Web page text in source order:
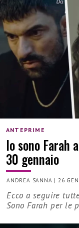
ANTEPRIME
Io sono Farah
30 gennaio
ANDREA SANNA |26
Ecco a seguire
Sono Farah per le